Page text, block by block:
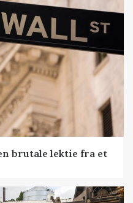
brutale lektie fra et